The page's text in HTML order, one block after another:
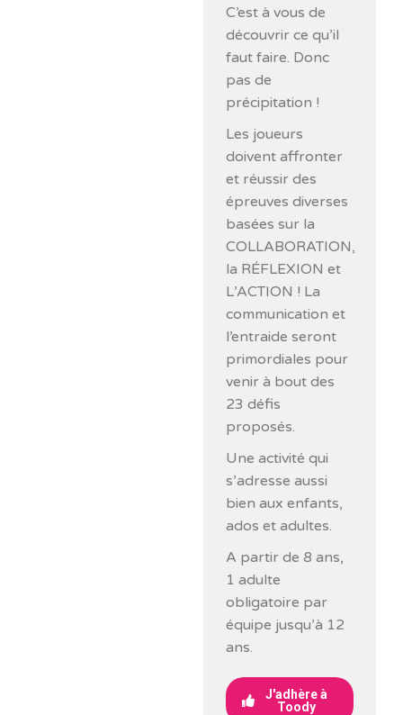
C’est à vous de
découvrir ce qu’il
faut faire. Donc
pas de
précipitation !
Les joueurs
doivent affronter
et réussir des
épreuves diverses
basées sur la
COLLABORATION,
la RÉFLEXION et
L’ACTION ! La
communication et
l’entraide seront
primordiales pour
venir à bout des
23 défis
proposés.
Une activité qui
s’adresse aussi
bien aux enfants,
ados et adultes.
A partir de 8 ans,
1 adulte
obligatoire par
équipe jusqu’à 12
ans.
J'adhère à
Toody